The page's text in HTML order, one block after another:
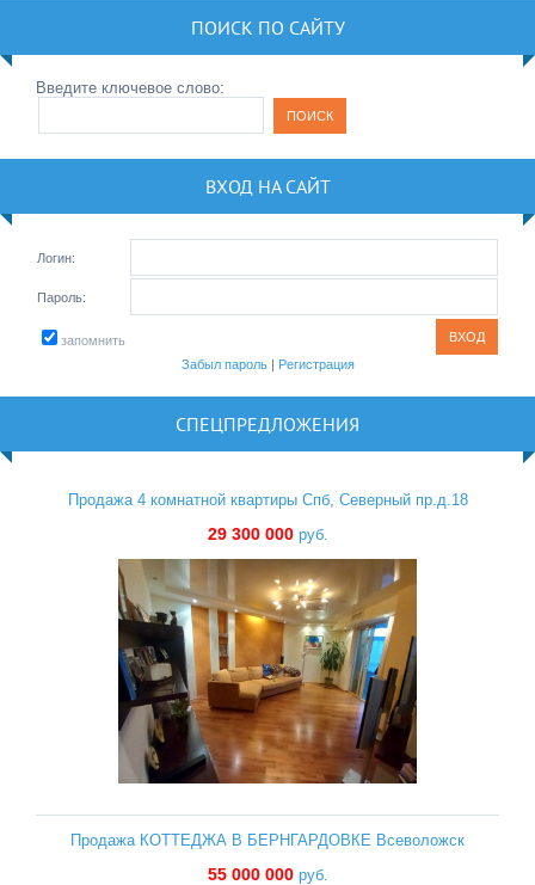
ПОИСК ПО САЙТУ
Введите ключевое слово:
ВХОД НА САЙТ
Логин:
Пароль:
запомнить
Забыл пароль| Регистрация
СПЕЦПРЕДЛОЖЕНИЯ
Продажа 4 комнатной квартиры Спб, Северный пр.д.18
29 300 000руб.
Продажа КОТТЕДЖА В БЕРНГАРДОВКЕ Всеволожск
55 000 000руб.